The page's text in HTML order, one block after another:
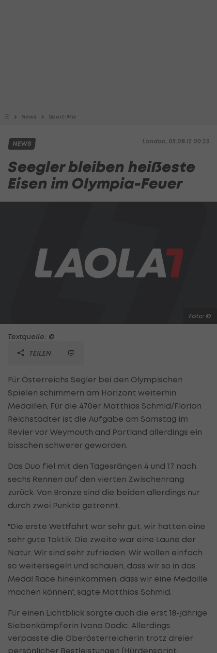
News Sport-Mix
London, 05.08.12 00:23
NEWS
Seegler bleiben heißeste
Eisen im Olympia-Feuer
Foto: ©
Textquelle: ©
TEILEN
Für Österreichs Segler bei den Olympischen
Spielen schimmern am Horizont weiterhin
Medaillen. Für die 470er Matthias Schmid/Florian
Reichstädter ist die Aufgabe am Samstag im
Revier vor Weymouth and Portland allerdings ein
bisschen schwerer geworden.
Das Duo fiel mit den Tagesrängen 4 und 17 nach
sechs Rennen auf den vierten Zwischenrang
zurück. Von Bronze sind die beiden allerdings nur
durch zwei Punkte getrennt.
"Die erste Wettfahrt war sehr gut, wir hatten eine
sehr gute Taktik. Die zweite war eine Laune der
Natur. Wir sind sehr zufrieden. Wir wollen einfach
so weitersegeln und schauen, dass wir so in das
Medal Race hineinkommen, dass wir eine Medaille
machen können", sagte Matthias Schmid.
Für einen Lichtblick sorgte auch die erst 18-jährige
Siebenkämpferin Ivona Dadic. Allerdings
verpasste die Oberösterreicherin trotz dreier
persönlicher Bestleistungen (Hürdensprint,